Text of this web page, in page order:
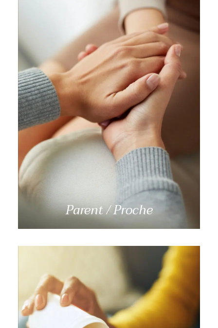
Parent / Proche
Un de mes proches présente des conduites
addictives, comment puis-je me faire
accompagner?
En savoir plus